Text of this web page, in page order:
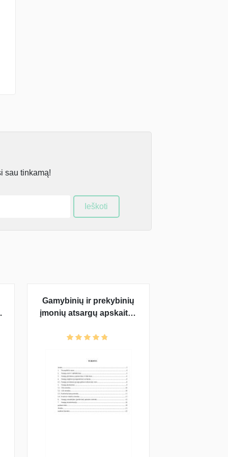
sau tinkamą!
Ieškoti
Gamybinių ir prekybinių
įmonių atsargų apskaitos
"X"atsargų apskaita